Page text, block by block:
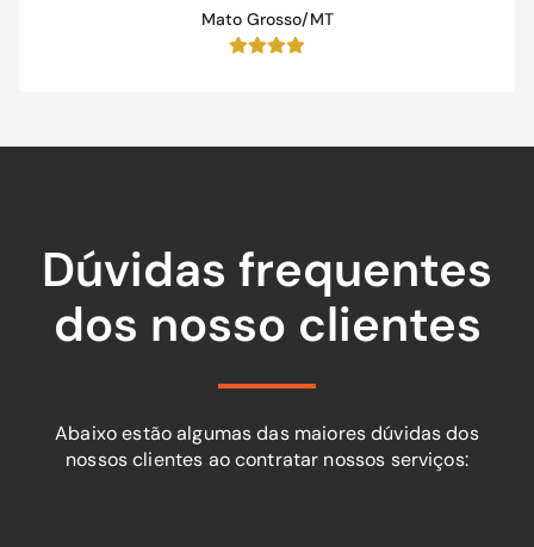
Mato Grosso/MT
Dúvidas frequentes
dos nosso clientes
Abaixo estão algumas das maiores dúvidas dos
nossos clientes ao contratar nossos serviços: